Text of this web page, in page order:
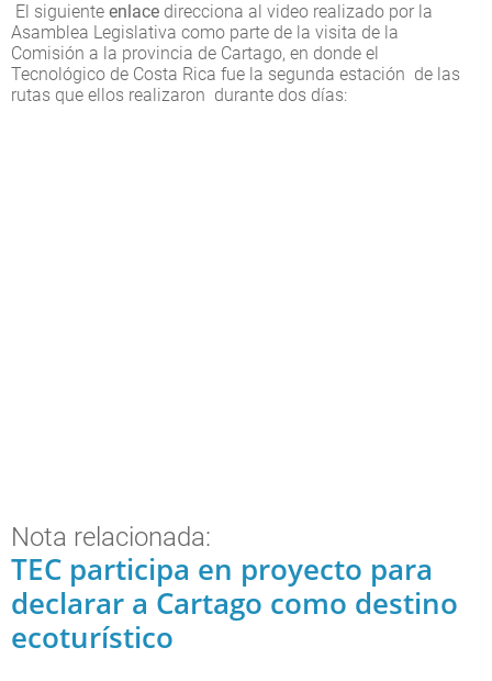
El siguiente enlace direcciona al video realizado por la
Asamblea Legislativa como parte de la visita de la
Comisión a la provincia de Cartago, en donde el
Tecnológico de Costa Rica fue la segunda estación de las
rutas que ellos realizaron durante dos días:
Nota relacionada:
TEC participa en proyecto para
declarar a Cartago como destino
ecoturístico